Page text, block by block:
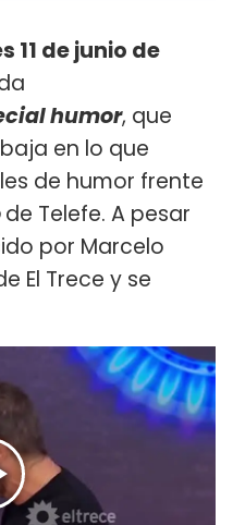
11 de junio de
humor, que
en lo que
de humor frente
de Telefe. A pesar
por Marcelo
El Trece y se